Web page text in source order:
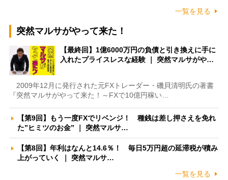
一覧を見る
突然マルサがやって来た！
【最終回】1億6000万円の負債と引き換えに手に
入れたプライスレスな経験 ｜ 突然マルサがや…
2009年12月に発行された元FXトレーダー・磯貝清明氏の著書
『突然マルサがやって来た！～FXで10億円稼い…
【第9回】もう一度FXでリベンジ！ 種銭は差し押さえを免れ
た”ヒミツのお金” ｜ 突然マルサ…
【第8回】年利はなんと14.6％！ 毎日5万円超の延滞税が積み
上がっていく ｜ 突然マルサ…
一覧を見る